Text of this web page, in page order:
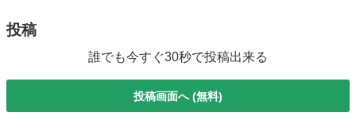
投稿
誰でも今すぐ30秒で投稿出来る
投稿画面へ (無料)